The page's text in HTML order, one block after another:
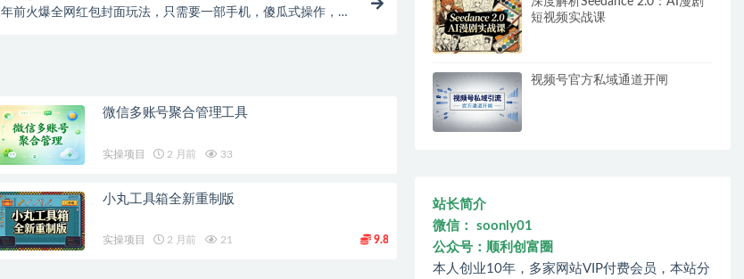
年前火爆全网红包封面玩法，只需要一部手机，傻瓜式操作，有
微信多账号聚合管理工具
实操项目 2 月前 33
小丸工具箱全新重制版
实操项目 2 月前 21 9.8
短视频实战课
视频号官方私域通道开闸
站长简介
微信： soonly01
公众号：顺利创富圈
本人创业10年，多家网站VIP付费会员，本站分